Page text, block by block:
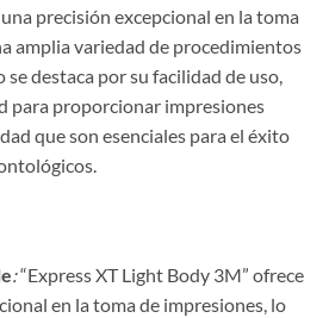
precisión excepcional en la toma
amplia variedad de procedimientos
destaca por su facilidad de uso,
para proporcionar impresiones
que son esenciales para el éxito
:“Express XT Light Body 3M” ofrece
en la toma de impresiones, lo